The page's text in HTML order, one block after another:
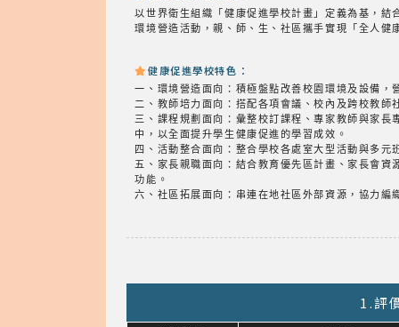
以世界衛生組織「健康促進學校計畫」定義為基，
環境營造活動，親、師、生、社區攜手實現「全人健
健康促進學校特色：
一、環境營造面向：積極盤點改善校園環境及設備，
二、教師培力面向：搭配各項會議、校內及跨校教
三、課程規劃面向：彙整校訂課程、專家教師與家
中，以全面提升學生健康促進的學習成效。
四、活動整合面向：整合學校各處室大型活動與多
五、家長親職面向：結合教育優先區計畫、家長會
功能。
六、社區拓展面向：串連在地社區外部資源，協力
1.評